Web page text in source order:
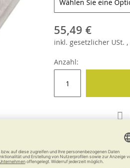
55,49 €
inkl. gesetzlicher USt. ,
Anzahl: